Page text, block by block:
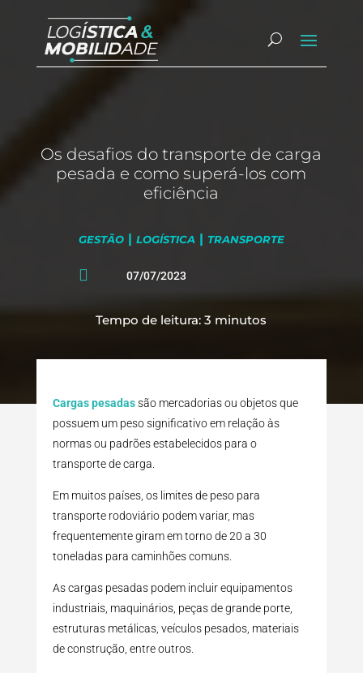
Os desafios do transporte de carga
pesada e como superá-los com
eficiência
GESTÃO| LOGÍSTICA | TRANSPORTE
 07/07/2023
Tempo de leitura: 3 minutos
Cargas pesadassão mercadorias ou objetos que
possuem um peso significativo em relação às
normas ou padrões estabelecidos para o
transporte de carga.
Em muitos países, os limites de peso para
transporte rodoviário podem variar, mas
frequentemente giram em torno de 20 a 30
toneladas para caminhões comuns.
As cargas pesadas podem incluir equipamentos
industriais, maquinários, peças de grande porte,
estruturas metálicas, veículos pesados, materiais
de construção, entre outros.